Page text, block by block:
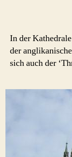
In der
der
sich auch der